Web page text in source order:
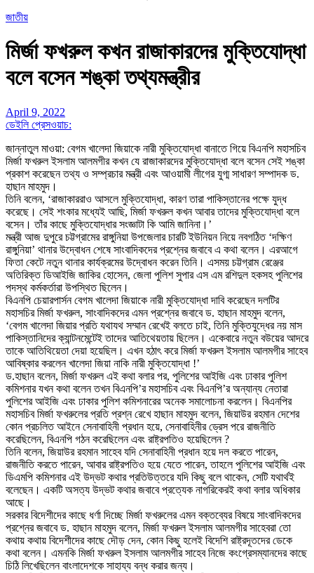
জাতীয়
মির্জা ফখরুল কখন রাজাকারদের মুক্তিযোদ্ধা
বলে বসেন শঙ্কা তথ্যমন্ত্রীর
April 9, 2022
ডেইলি প্রেসওয়াচ:
জান্নাতুল মাওয়া: বেগম খালেদা জিয়াকে নারী মুক্তিযোদ্ধা বানাতে গিয়ে বিএনপি মহাসচিব
মির্জা ফখরুল ইসলাম আলমগীর কখন যে রাজাকারদের মুক্তিযোদ্ধা বলে বসেন সেই শঙ্কা
প্রকাশ করেছেন তথ্য ও সম্প্রচার মন্ত্রী এবং আওয়ামী লীগের যুগ্ম সাধারণ সম্পাদক ড.
হাছান মাহমুদ।
তিনি বলেন, ‘রাজাকাররাও আসলে মুক্তিযোদ্ধা, কারণ তারা পাকিস্তানের পক্ষে যুদ্ধ
করেছে। সেই শংকার মধ্যেই আছি, মির্জা ফখরুল কখন আবার তাদের মুক্তিযোদ্ধা বলে
বসেন। তাঁর কাছে মুক্তিযোদ্ধার সংজ্ঞাটা কি আমি জানিনা।’
মন্ত্রী আজ দুপুরে চট্টগ্রামের রাঙ্গুনিয়া উপজেলার চারটি ইউনিয়ন নিয়ে নবগঠিত ‘দক্ষিণ
রাঙ্গুনিয়া’ থানার উদ্বোধন শেষে সাংবাদিকদের প্রশ্নের জবাবে এ কথা বলেন। এরআগে
ফিতা কেটে নতুন থানার কার্যক্রমের উদ্বোধন করেন তিনি। এসময় চট্টগ্রাম রেঞ্জের
অতিরিক্ত ডিআইজি জাকির হোসেন, জেলা পুলিশ সুপার এস এম রশিদুল হকসহ পুলিশের
পদস্থ কর্মকর্তারা উপস্থিত ছিলেন।
বিএনপি চেয়ারপার্সন বেগম খালেদা জিয়াকে নারী মুক্তিযোদ্ধা দাবি করেছেন দলটির
মহাসচির মির্জা ফখরুল, সাংবাদিকদের এমন প্রশ্নের জবাবে ড. হাছান মাহমুদ বলেন,
‘বেগম খালেদা জিয়ার প্রতি যথাযথ সম্মান রেখেই বলতে চাই, তিনি মুক্তিযুদ্ধের নয় মাস
পাকিস্তানিদের ক্যান্টনমেন্টেই তাদের আতিথেয়তায় ছিলেন। একেবারে নতুন বউয়ের আদরে
তাকে আতিথিয়েতা দেয়া হয়েছিল। এখন হঠাৎ করে মির্জা ফখরুল ইসলাম আলমগীর সাহেব
আবিষ্কার করলেন খালেদা জিয়া নাকি নারী মুক্তিযোদ্ধা !’
ড.হাছান বলেন, মির্জা ফখরুল এই কথা বলার পর, পুলিশের আইজি এবং ঢাকার পুলিশ
কমিশনার যখন কথা বলেন তখন বিএনপি’র মহাসচিব এবং বিএনপি’র অন্যান্য নেতারা
পুলিশের আইজি এবং ঢাকার পুলিশ কমিশনারের অনেক সমালোচনা করলেন। বিএনপির
মহাসচিব মির্জা ফখরুলের প্রতি প্রশ্ন রেখে হাছান মাহমুদ বলেন, জিয়াউর রহমান দেশের
কোন প্রচলিত আইনে সেনাবাহিনী প্রধান হয়ে, সেনাবাহিনীর ড্রেস পরে রাজনীতি
করেছিলেন, বিএনপি গঠন করেছিলেন এবং রাষ্ট্রপতিও হয়েছিলেন ?
তিনি বলেন, জিয়াউর রহমান সাহেব যদি সেনাবাহিনী প্রধান হয়ে দল করতে পারেন,
রাজনীতি করতে পারেন, আবার রাষ্ট্রপতিও হয়ে যেতে পারেন, তাহলে পুলিশের আইজি এবং
ডিএমপি কমিশনার এই উদ্ভট কথার প্রতিউত্তরে যদি কিছু বলে থাকেন, সেটি যথার্থই
বলেছেন। একটি অসত্য উদ্ভট কথার জবাবে প্রত্যেক নাগরিকেরই কথা বলার অধিকার
আছে।
সরকার বিদেশীদের কাছে ধর্ণা দিচ্ছে মির্জা ফখরুলের এমন বক্তব্যের বিষয়ে সাংবাদিকদের
প্রশ্নের জবাবে ড. হাছান মাহমুদ বলেন, মির্জা ফখরুল ইসলাম আলমগীর সাহেবরা তো
কথায় কথায় বিদেশীদের কাছে দৌড় দেন, কোন কিছু হলেই বিদেশি রাষ্ট্রদূতদের ডেকে
কথা বলেন। এমনকি মির্জা ফখরুল ইসলাম আলমগীর সাহেব নিজে কংগ্রেসম্যানদের কাছে
চিঠি লিখেছিলেন বাংলাদেশকে সাহায্য বন্ধ করার জন্য।